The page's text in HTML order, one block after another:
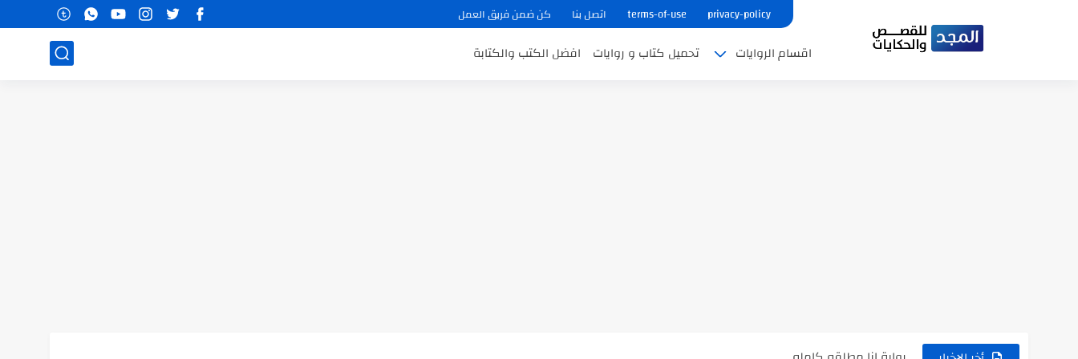
privacy-policy
terms-of-use اتصل بنا كن ضمن فريق العمل
اقسام الروايات تحميل كتاب و روايات افضل الكتب والكتابة